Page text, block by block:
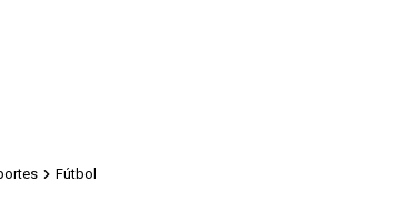
Fútbol